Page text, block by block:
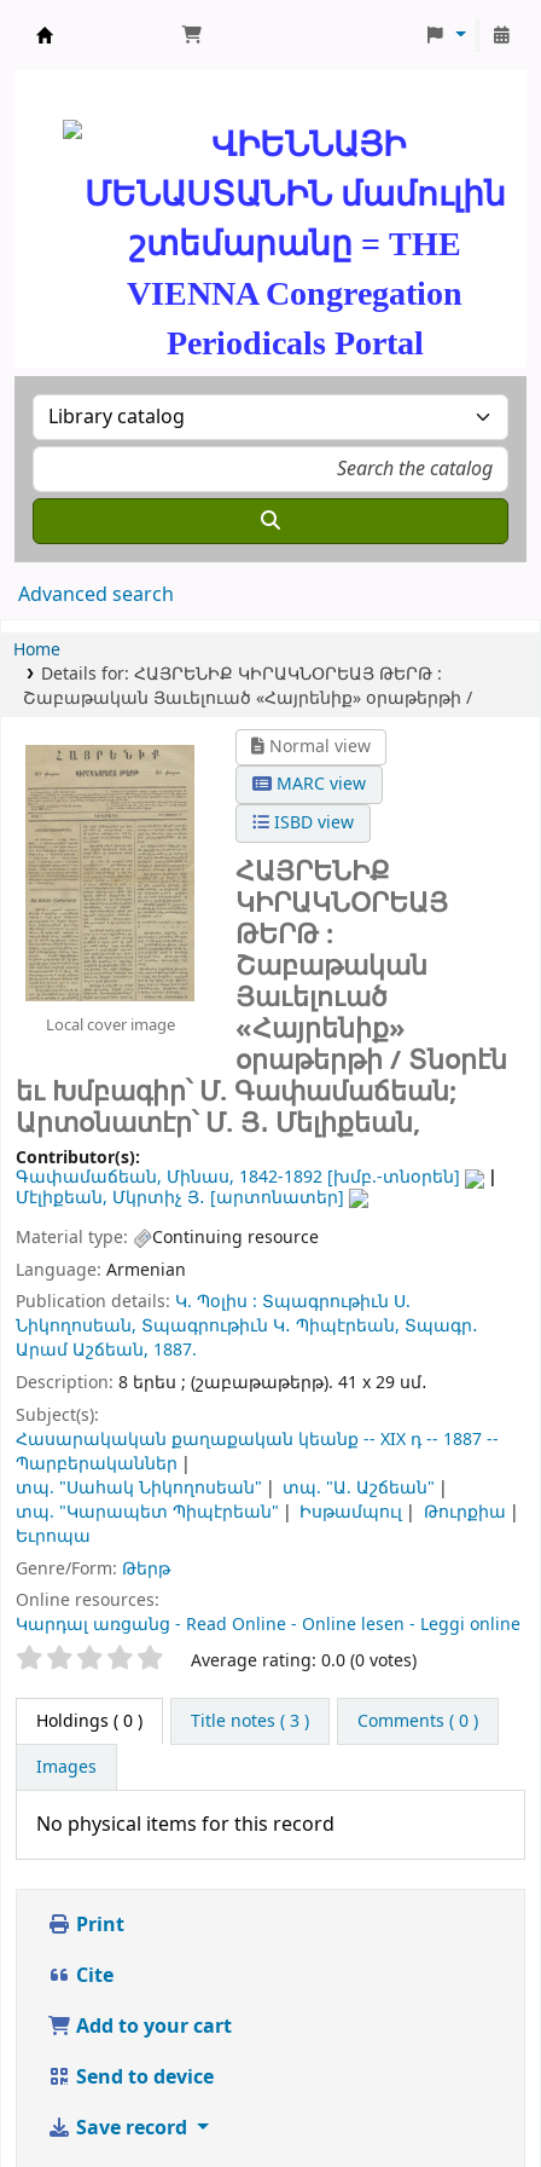
ՎԻԵՆՆԱՅԻ
ՄԵՆԱՍՏԱՆԻՆ մամուլին
շտեմարանը = THE
VIENNA Congregation
Periodicals Portal
Advanced search
Home
Details for: ՀԱՅՐԵՆԻՔ ԿԻՐԱԿՆՕՐԵԱՅ ԹԵՐԹ :
Շաբաթական Յաւելուած «Հայրենիք» օրաթերթի /
Local cover image
Normal view
MARC view
ISBD view
ՀԱՅՐԵՆԻՔ
ԿԻՐԱԿՆՕՐԵԱՅ
ԹԵՐԹ :
Շաբաթական
Յաւելուած
«Հայրենիք»
օրաթերթի / Տնօրէն
եւ Խմբագիր՝ Մ. Գափամաճեան;
Արտօնատէր՝ Մ. Յ․ Մելիքեան,
Contributor(s):
Գափամաճեան, Մինաս, 1842-1892 [խմբ.-տնօրեն]
Մէլիքեան, Մկրտիչ Յ․ [արտոնատեր]
Material type:
Continuing resource
Language: Armenian
Publication details: Կ. Պօլիս : Տպագրութիւն Ս.
Նիկողոսեան, Տպագրութիւն Կ․ Պիպէրեան, Տպագր․
Արամ Աշճեան, 1887.
Description: 8 երես ; (շաբաթաթերթ). 41 x 29 սմ․
Subject(s):
Հասարակական քաղաքական կեանք -- XIX դ -- 1887 --
Պարբերականներ
տպ. "Սահակ Նիկողոսեան"
տպ. "Ա. Աշճեան"
տպ. "Կարապետ Պիպէրեան"
Իսթամպուլ
Թուրքիա
Եւրոպա
Genre/Form: Թերթ
Online resources:
Կարդալ առցանց - Read Online - Online lesen - Leggi online
Star ratings Average rating: 0.0 (0 votes)
Holdings ( 0 ) Title notes ( 3 )
Comments ( 0 )
Images
No physical items for this record
Print
Cite
Add to your cart
Send to device
Save record